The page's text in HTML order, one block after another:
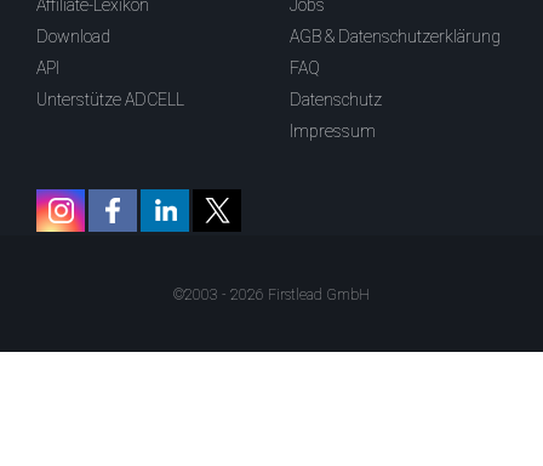
Affiliate-Lexikon
Download
API
Unterstütze ADCELL
Jobs
AGB & Datenschutzerklärung
FAQ
Datenschutz
Impressum
©2003 - 2026 Firstlead GmbH